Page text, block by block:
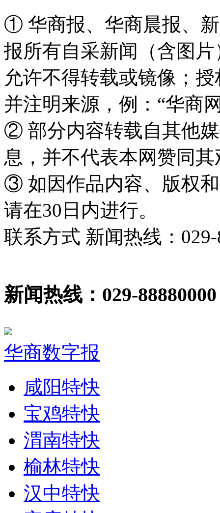
① 华商报、华商晨报、
报所有自采新闻（含图
允许不得转载或镜像；
并注明来源，例：“华商
② 部分内容转载自其他
息，并不代表本网赞同
③ 如因作品内容、版权
请在30日内进行。
联系方式 新闻热线：029-
新闻热线：029-88880000
华商数字报
咸阳特快
宝鸡特快
渭南特快
榆林特快
汉中特快